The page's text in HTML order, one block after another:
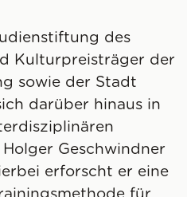
des
Kulturpreisträger der
sowie der Stadt
darüber hinaus in
Geschwindner
erforscht er eine